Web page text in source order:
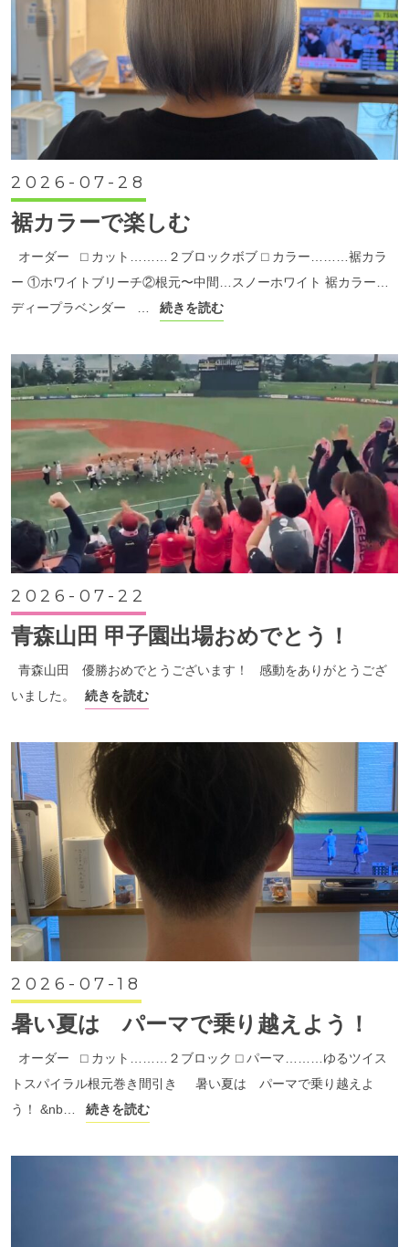
2026-07-28
裾カラーで楽しむ
オーダー ⬜︎ カット………２ブロックボブ ⬜︎ カラー………裾カラ
ー ①ホワイトブリーチ②根元〜中間…スノーホワイト 裾カラー…
ディープラベンダー …
続きを読む
2026-07-22
青森山田 甲子園出場おめでとう！
青森山田 優勝おめでとうございます！ 感動をありがとうござ
いました。
続きを読む
2026-07-18
暑い夏は パーマで乗り越えよう！
オーダー ⬜︎ カット………２ブロック ⬜︎ パーマ………ゆるツイス
トスパイラル根元巻き間引き 暑い夏は パーマで乗り越えよ
う！ &nb…
続きを読む